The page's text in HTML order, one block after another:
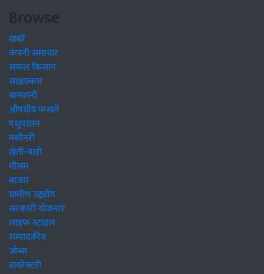
Browse
खबरें
कंपनी समाचार
सफल किसान
साक्षात्कार
बागवानी
औषधीय फसलें
पशुपालन
मशीनरी
खेती-बाड़ी
मौसम
बाजार
ग्रामीण उद्द्योग
सरकारी योजनाएं
लाइफ स्टाइल
सम्पादकीय
जॉब्स
डायरेक्टरी